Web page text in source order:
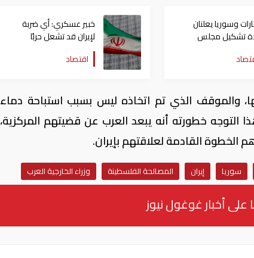
وسوريا يعلنان
تشكيل مجلس
بينهما
خبير عسكري: أي ضربة
لإيران قد تشعل حربًا
اقتصادية عالمية عبر
مضيق هرمز
اقتصاد
والموقف الذي تم اتخاذه ليس بسبب استباحة دماء
التوجه خطورته أنه يبعد العرب عن قضيتهم المركزية،
الخطوة القادمة لعلاقتهم بإيران.
سوريا إيران المصالحة الفلسطينة وزراء الخارجية العرب
على أخبار غوغول نيوز